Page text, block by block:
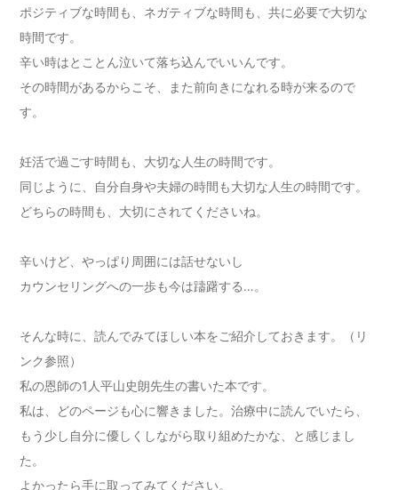
ポジティブな時間も、ネガティブな時間も、共に必要で大切な
時間です。
辛い時はとことん泣いて落ち込んでいいんです。
その時間があるからこそ、また前向きになれる時が来るので
す。
妊活で過ごす時間も、大切な人生の時間です。
同じように、自分自身や夫婦の時間も大切な人生の時間です。
どちらの時間も、大切にされてくださいね。
辛いけど、やっぱり周囲には話せないし
カウンセリングへの一歩も今は躊躇する…。
そんな時に、読んでみてほしい本をご紹介しておきます。（リ
ンク参照）
私の恩師の1人平山史朗先生の書いた本です。
私は、どのページも心に響きました。治療中に読んでいたら、
もう少し自分に優しくしながら取り組めたかな、と感じまし
た。
よかったら手に取ってみてください。